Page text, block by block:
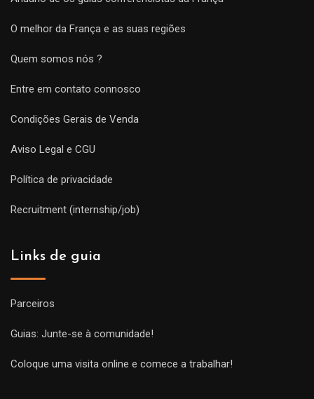
O melhor da França e as suas regiões
Quem somos nós ?
Entre em contato connosco
Condições Gerais de Venda
Aviso Legal e CGU
Política de privacidade
Recruitment (internship/job)
Links de guia
Parceiros
Guias: Junte-se à comunidade!
Coloque uma visita online e comece a trabalhar!